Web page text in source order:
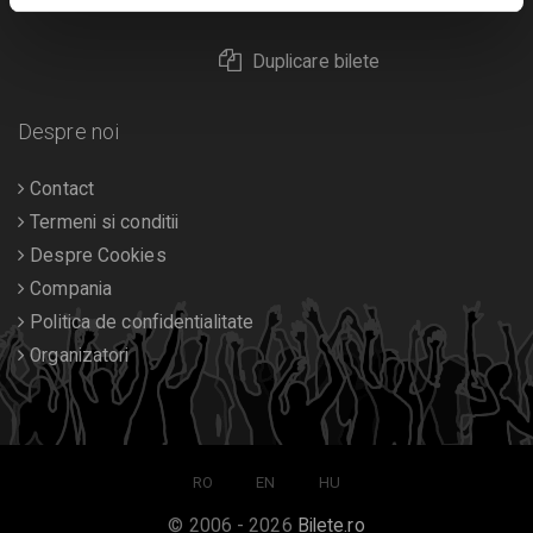
Duplicare bilete
Despre noi
Contact
Termeni si conditii
Despre Cookies
Compania
Politica de confidentialitate
Organizatori
RO EN HU
© 2006 - 2026 Bilete.ro